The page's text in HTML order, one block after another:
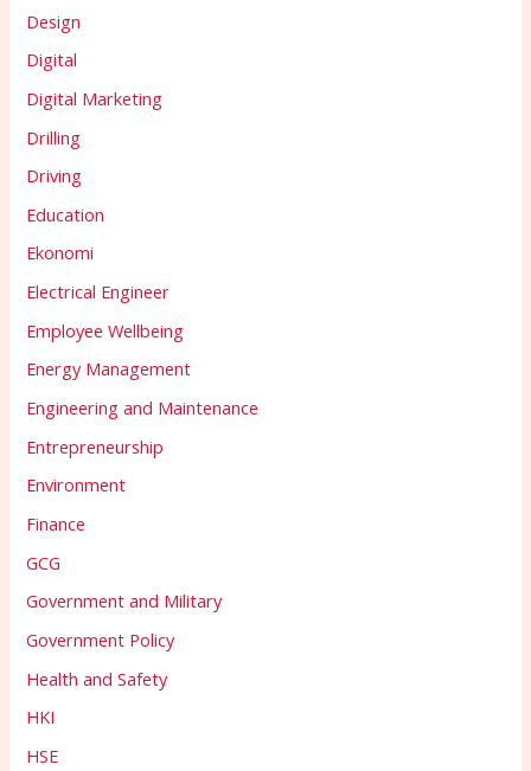
Design
Digital
Digital Marketing
Drilling
Driving
Education
Ekonomi
Electrical Engineer
Employee Wellbeing
Energy Management
Engineering and Maintenance
Entrepreneurship
Environment
Finance
GCG
Government and Military
Government Policy
Health and Safety
HKI
HSE